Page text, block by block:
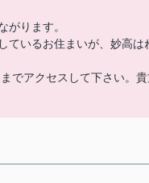
がります。
ているお住まいが、妙高は
でアクセスして下さい。